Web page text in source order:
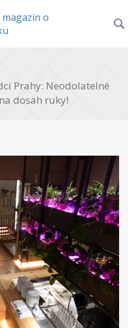
o
Prahy: Neodolatelné
dosah ruky!